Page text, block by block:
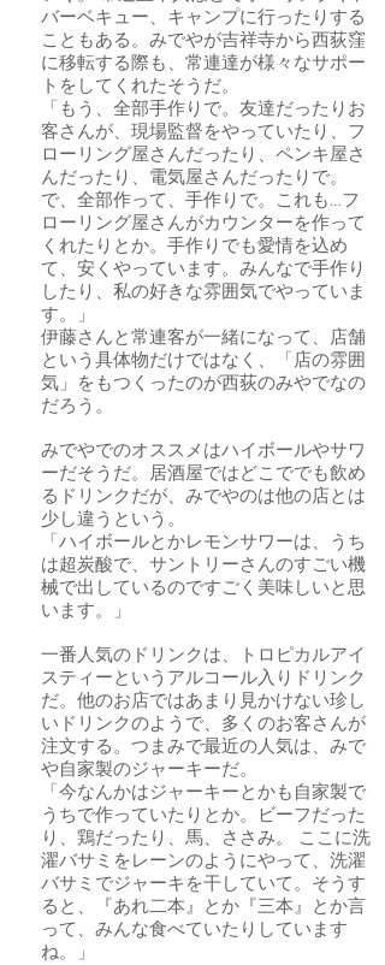
バーベキュー、キャンプに行ったりする
こともある。みでやが吉祥寺から西荻窪
に移転する際も、常連達が様々なサポー
トをしてくれたそうだ。
「もう、全部手作りで。友達だったりお
客さんが、現場監督をやっていたり、フ
ローリング屋さんだったり、ペンキ屋さ
んだったり、電気屋さんだったりで。
で、全部作って、手作りで。これも…フ
ローリング屋さんがカウンターを作って
くれたりとか。手作りでも愛情を込め
て、安くやっています。みんなで手作り
したり、私の好きな雰囲気でやっていま
す。」
伊藤さんと常連客が一緒になって、店舗
という具体物だけではなく、「店の雰囲
気」をもつくったのが西荻のみやでなの
だろう。
みでやでのオススメはハイボールやサワ
ーだそうだ。居酒屋ではどこででも飲め
るドリンクだが、みでやのは他の店とは
少し違うという。
「ハイボールとかレモンサワーは、うち
は超炭酸で、サントリーさんのすごい機
械で出しているのですごく美味しいと思
います。」
一番人気のドリンクは、トロピカルアイ
スティーというアルコール入りドリンク
だ。他のお店ではあまり見かけない珍し
いドリンクのようで、多くのお客さんが
注文する。つまみで最近の人気は、みで
や自家製のジャーキーだ。
「今なんかはジャーキーとかも自家製で
うちで作っていたりとか。ビーフだった
り、鶏だったり、馬、ささみ。 ここに洗
濯バサミをレーンのようにやって、洗濯
バサミでジャーキを干していて。そうす
ると、『あれ二本』とか『三本』とか言
って、みんな食べていたりしています
ね。」